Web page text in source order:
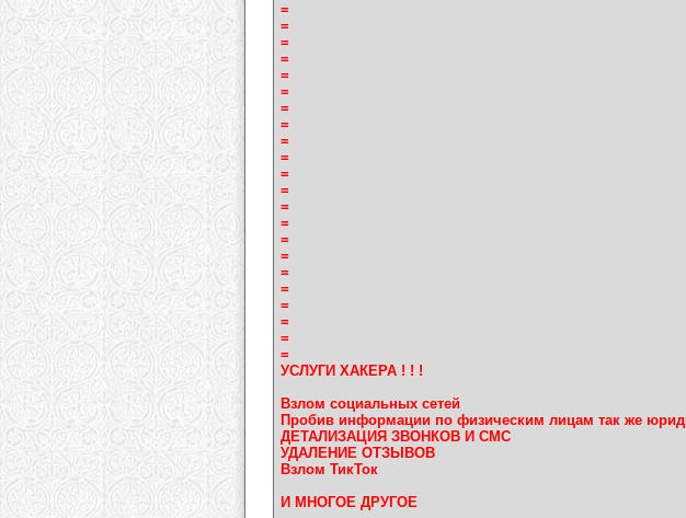
=
=
=
=
=
=
=
=
=
=
=
=
=
=
=
=
=
=
=
=
=
=
УСЛУГИ ХАКЕРА ! ! !
Взлом социальных сетей
Пробив информации по физическим лицам так же
ДЕТАЛИЗАЦИЯ ЗВОНКОВ И СМС
УДАЛЕНИЕ ОТЗЫВОВ
Взлом ТикТок
И МНОГОЕ ДРУГОЕ